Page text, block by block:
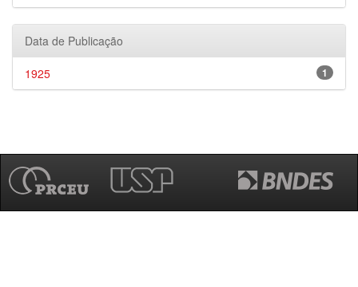
Data de Publicação
1
1925